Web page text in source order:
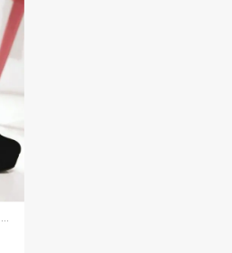
Bottes Chaudes en Daim et Fausse Fourrure pour Femme